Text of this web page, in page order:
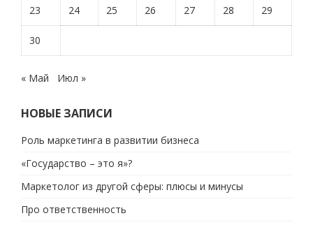
23 24 25 26 27 28 29
30
« Май Июл »
НОВЫЕ ЗАПИСИ
Роль маркетинга в развитии бизнеса
«Государство – это я»?
Маркетолог из другой сферы: плюсы и минусы
Про ответственность